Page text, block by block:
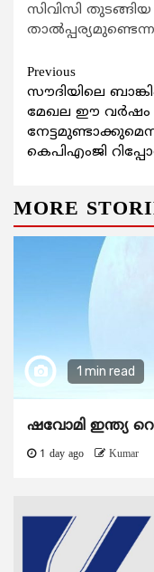
സിവിസി
Continue
Reading
Previous
സൗദിയിലെ
മേഖല ഈ വര്‍ഷം
കെപിഎംജി
MORE
1 min read
ഷവോമി ഇന്ത്യ
1 day ago Kumar